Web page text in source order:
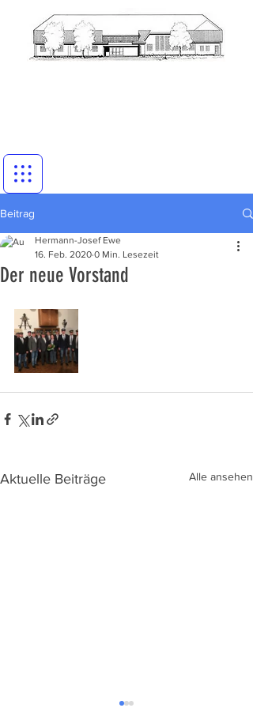
Beitrag
Der neue Vorstand
Hermann-Josef Ewe
16. Feb. 2020 0 Min. Lesezeit
Aktuelle Beiträge Alle ansehen